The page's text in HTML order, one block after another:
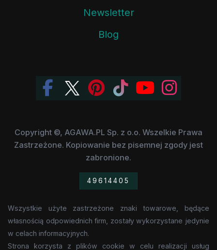
Newsletter
Blog
Copyright ©, AGAWA.PL Sp. z o.o. Wszelkie Prawa
Zastrzeżone. Kopiowanie bez pisemnej zgody jest
zabronione.
49614405
Wszystkie użyte zastrzeżone znaki towarowe, będące
własnością odpowiednich firm, zostały wykorzystane jedynie
w celach informacyjnych.
Strona korzysta z plików cookie w celu realizacji usług